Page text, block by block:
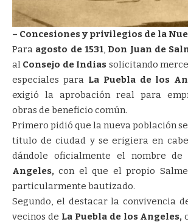
– Concesiones y privilegios de la
Para agosto de 1531, Don Juan de
al Consejo de Indias solicitando
especiales para La Puebla de los
exigió la aprobación real para
obras de beneficio común.
Primero pidió que la nueva población
titulo de ciudad y se erigiera en
dándole oficialmente el nombre de
Angeles,con el que el propio
particularmente bautizado.
Segundo, el destacar la convivencia
vecinos de La Puebla de los Angeles,